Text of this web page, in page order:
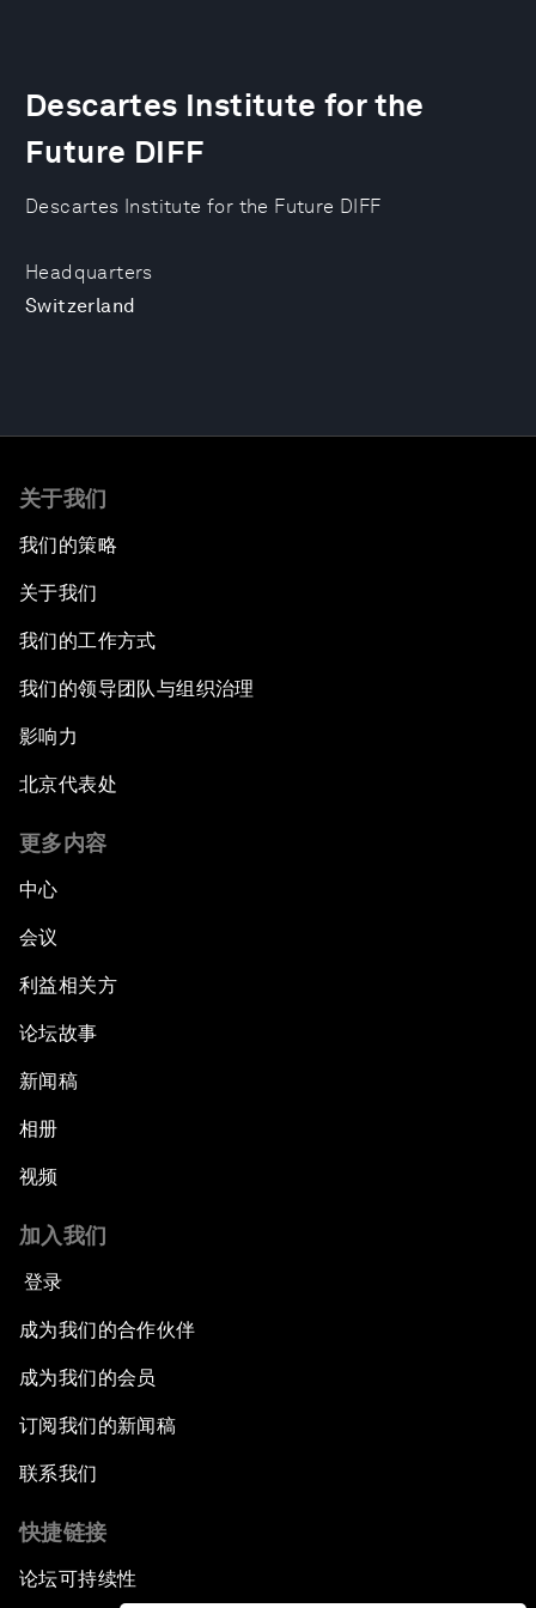
Headquarters
Switzerland
Descartes Institute for the
Future DIFF
Descartes Institute for the Future DIFF
关于我们
我们的策略
关于我们
我们的工作方式
我们的领导团队与组织治理
影响力
北京代表处
更多内容
中心
会议
利益相关方
论坛故事
新闻稿
相册
视频
加入我们
登录
成为我们的合作伙伴
成为我们的会员
订阅我们的新闻稿
联系我们
快捷链接
论坛可持续性